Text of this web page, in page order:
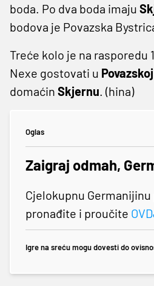
boda. Po dva boda imaju
bodova je Povazska
Treće kolo je na rasporedu
Nexe gostovati u
domaćin Skjernu. (hina)
Oglas
Zaigraj odmah,
Cjelokupnu Germanijinu
pronađite i proučite
Igre na sreću mogu dovesti do